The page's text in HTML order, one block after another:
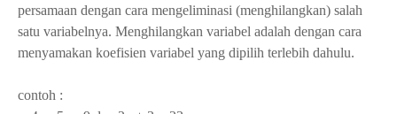
persamaan dengan cara mengeliminasi (menghilangkan) salah
satu variabelnya. Menghilangkan variabel adalah dengan cara
menyamakan koefisien variabel yang dipilih terlebih dahulu.
contoh :